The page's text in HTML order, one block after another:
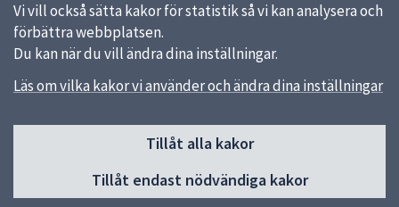
Vi vill också sätta kakor för statistik så vi kan analysera och
förbättra webbplatsen.
Du kan när du vill ändra dina inställningar.
Läs om vilka kakor vi använder och ändra dina inställningar
Tillåt alla kakor
Tillåt endast nödvändiga kakor